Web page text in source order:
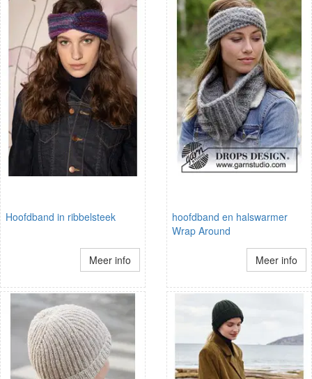
Hoofdband in ribbelsteek
Meer info
hoofdband en halswarmer
Wrap Around
Meer info